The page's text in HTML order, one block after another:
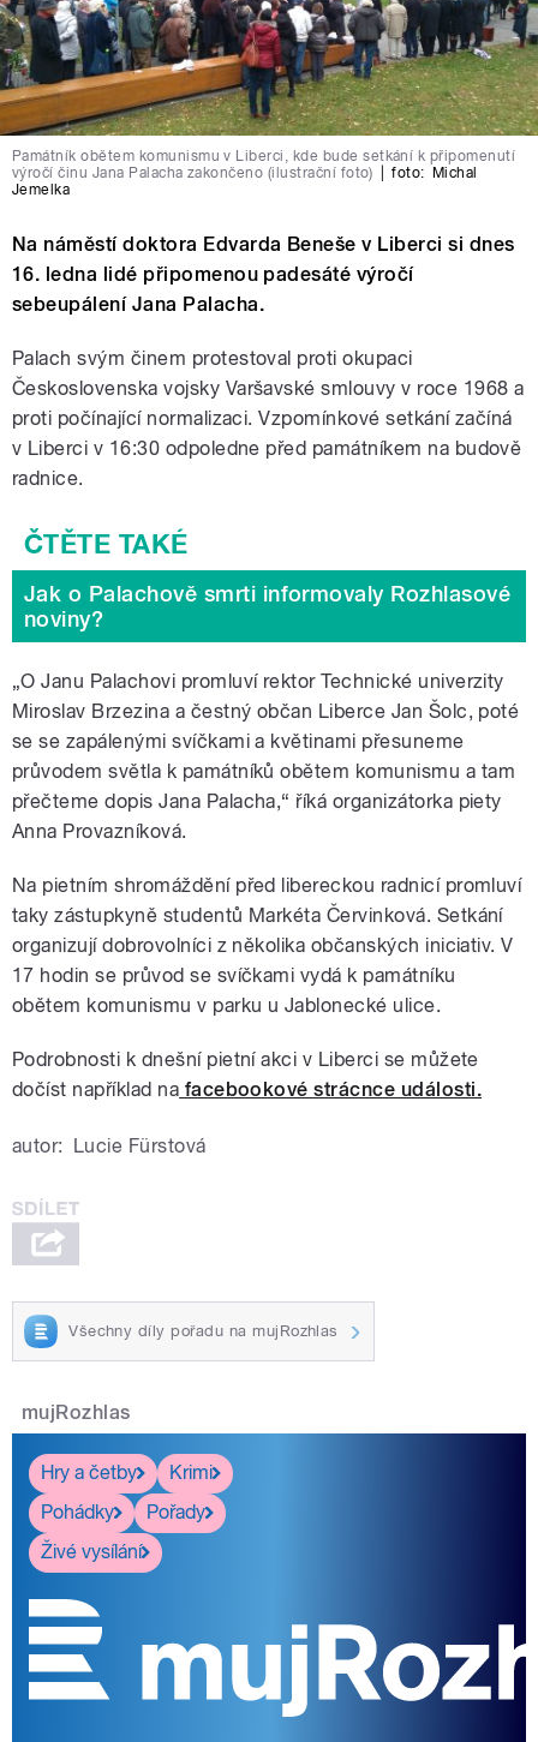
Památník obětem komunismu v Liberci, kde bude setkání k připomenutí
výročí činu Jana Palacha zakončeno (ilustrační foto)
foto:
Michal
Jemelka
Na náměstí doktora Edvarda Beneše v Liberci si dnes
16. ledna lidé připomenou padesáté výročí
sebeupálení Jana Palacha.
Palach svým činem protestoval proti okupaci
Československa vojsky Varšavské smlouvy v roce 1968 a
proti počínající normalizaci. Vzpomínkové setkání začíná
v Liberci v 16:30 odpoledne před památníkem na budově
radnice.
Jak o Palachově smrti informovaly Rozhlasové
noviny?
„O Janu Palachovi promluví rektor Technické univerzity
Miroslav Brzezina a čestný občan Liberce Jan Šolc, poté
se se zapálenými svíčkami a květinami přesuneme
průvodem světla k památníků obětem komunismu a tam
přečteme dopis Jana Palacha,“ říká organizátorka piety
Anna Provazníková.
Na pietním shromáždění před libereckou radnicí promluví
taky zástupkyně studentů Markéta Červinková. Setkání
organizují dobrovolníci z několika občanských iniciativ. V
17 hodin se průvod se svíčkami vydá k památníku
obětem komunismu v parku u Jablonecké ulice.
Podrobnosti k dnešní pietní akci v Liberci se můžete
dočíst například na facebookové strácnce události.
autor: Lucie Fürstová
Všechny díly pořadu na mujRozhlas
mujRozhlas
Hry a četby
Krimi
Pohádky
Pořady
Živé vysílání